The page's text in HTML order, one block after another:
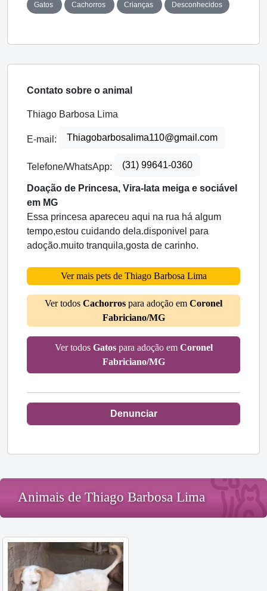
Gatos Cachorros Crianças Desconhecidos
Contato sobre o animal
Thiago Barbosa Lima
E-mail: Thiagobarbosalima110@gmail.com
Telefone/WhatsApp: (31) 99641-0360
Doação de Princesa, Vira-lata meiga e sociável
em MG
Essa princesa apareceu aqui na rua há algum
tempo,estou cuidando dela.disponivel para
adoção.muito tranquila,gosta de carinho.
Ver mais pets de Thiago Barbosa Lima
Ver todos Cachorros para adoção em Coronel
Fabriciano/MG
Ver todos Gatospara adoção em Coronel
Fabriciano/MG
Denunciar
Animais de Thiago Barbosa Lima